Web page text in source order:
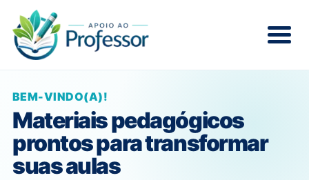
BEM-VINDO(A)!
Materiais pedagógicos
prontos para transformar
suas aulas